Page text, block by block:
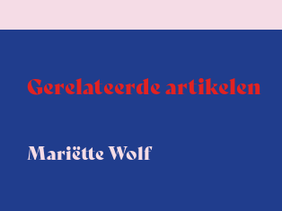
Gerelateerde artikelen
Mariëtte Wolf